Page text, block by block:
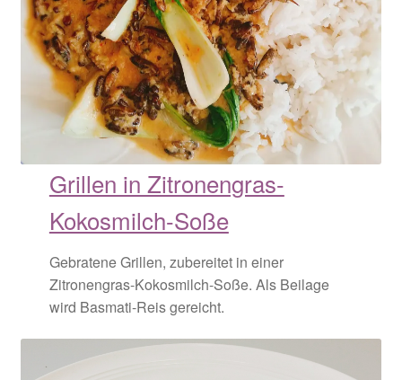
Rezepte
Grillen in Zitronengras-Kokosmilch-Soße
Mehlwürmer auf Zaziki
Scharf gebratene Heuschrecken
Spargel mit Mehlwürmern
Zucchini-Puffer mit Mehlwürmern
Spezialangebote
Grillen in Zitronengras-
Kokosmilch-Soße
Gebratene Grillen, zubereitet in einer
Zitronengras-Kokosmilch-Soße. Als Beilage
wird Basmati-Reis gereicht.